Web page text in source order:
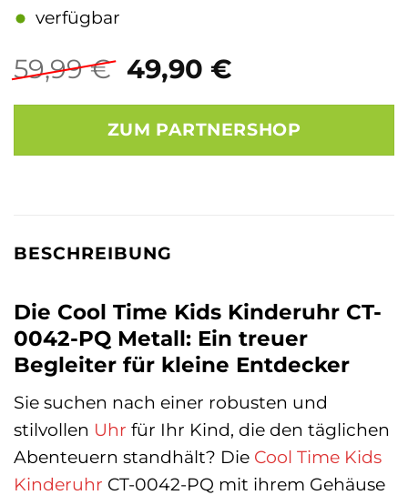
59,99€ Ursprünglicher
Preis
war:
59,99 €
49,90 €Aktueller
ist:
49,90 €.
verfügbar
ZUM PARTNERSHOP
BESCHREIBUNG
Die Cool Time Kids Kinderuhr CT-
0042-PQ Metall: Ein treuer
Begleiter für kleine Entdecker
Sie suchen nach einer robusten und
stilvollen Uhr für Ihr Kind, die den täglichen
Abenteuern standhält? Die Cool Time Kids
Kinderuhr CT-0042-PQ mit ihrem Gehäuse